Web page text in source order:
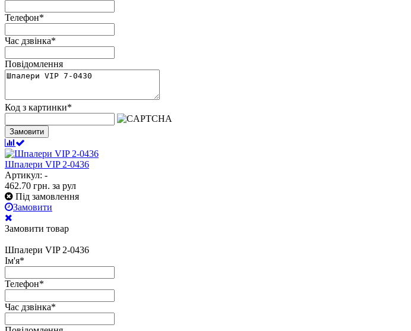
Телефон*
Час дзвінка*
Повідомлення
Код з картинки*
Замовити
Шпалери VIP 2-0436
Артикул: -
462.70 грн. за рул
Під замовлення
Замовити
Замовити товар
Шпалери VIP 2-0436
Ім'я*
Телефон*
Час дзвінка*